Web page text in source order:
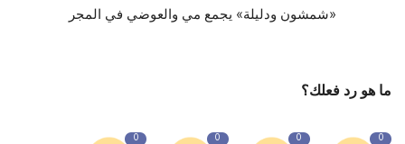
«شمشون ودليلة» يجمع مي والعوضي في المجر
ما هو رد فعلك؟
0
0
0
0